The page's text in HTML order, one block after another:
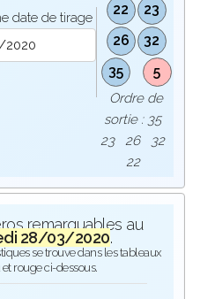
date de tirage 22
23
26
32
35
5
Ordre de
sortie : 35
23 26 32
22
remarquables au
28/03/2020.
se trouve dans les tableaux
rouge ci-dessous.